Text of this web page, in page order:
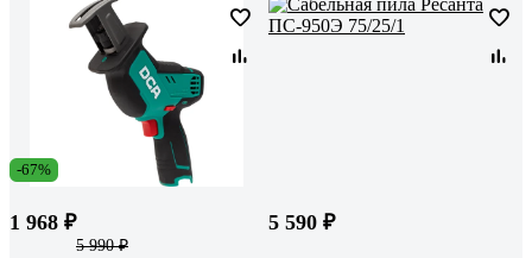
-67%
1 968 ₽
5 990 ₽
5 590 ₽